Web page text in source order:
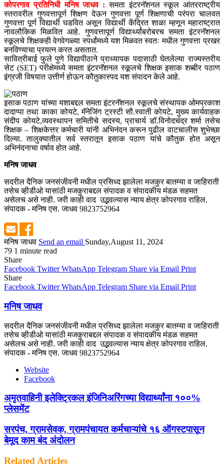
कोपरगाव प्रतिनिधी मनिष जाधव : समता इंटरनॅशनल स्कूल आंतरराष्ट्रीय
स्तरावरील गुणवत्तापूर्ण शिक्षण देऊन गुणवत्ता पूर्ण शिक्षणाची परंपरा चालवत
गुणवत्ता पूर्ण विद्यार्थी घडवित असून विद्यार्थी केंद्रित शाळा म्हणून महाराष्ट्रात
नावलौकिक मिळवित आहे. गुणवत्तापूर्ण विद्यार्थ्यांबरोबरच समता इंटरनॅशनल
स्कूलचे शिक्षकही वेगवेगळ्या स्पर्धांमध्ये यश मिळवत स्वतः मधील गुणवत्ता प्रखर
बनविण्याचा प्रयत्न करत असतात.
सावित्रीबाई फुले पुणे विद्यापीठाने प्राध्यापक पदासाठी घेतलेल्या राज्यस्तरीय
सेट (SET) परीक्षेमध्ये समता इंटरनॅशनल स्कूलचे शिक्षक इसाक शब्बीर पठाण
इंग्रजी विषयात उत्तीर्ण होऊन कौतुकास्पद यश संपादन केले आहे.
इसाक पठाण यांच्या यशाबद्दल समता इंटरनॅशनल स्कूलचे संस्थापक ओमप्रकाश
दादाप्पा तथा काका कोयटे, मॅनेजिंग ट्रस्टी सौ.स्वाती कोयटे, मुख्य कार्यवाहक
संदीप कोयटे,व्यवस्थापन समितीचे सदस्य, प्राचार्य डॉ.विनोदचंद्र शर्मा तसेच
शिक्षक – शिक्षकेत्तर कर्मचारी यांनी अभिनंदन करून पुढील वाटचालीस शुभेच्छा
दिल्या. तालुक्यातील सर्व स्तरातून इसाक पठाण यांचे कौतुक होत असून
अभिनंदनाचा वर्षाव होत आहे.
मनिष जाधव
सदरील दैनिक जनसंजीवनी मधील प्रसिध्द झालेला मजकुर बातम्या व जाहिराती
तसेच व्हीडीओ यासांठी मजकुराबद्दल संपादक व संपादकीय मंडळ सहमत
असेलच असे नाही. जरी काही वाद उद्भवल्यास न्याय क्षेत्र कोपरगाव राहिल.
संपादक - मनिष एस. जाधव 9823752964
मनिष जाधव Send an email Sunday,August 11, 2024
79 1 minute read
Share
Facebook Twitter WhatsApp Telegram Share via Email Print
Share
Facebook Twitter WhatsApp Telegram Share via Email Print
मनिष जाधव
सदरील दैनिक जनसंजीवनी मधील प्रसिध्द झालेला मजकुर बातम्या व जाहिराती
तसेच व्हीडीओ यासांठी मजकुराबद्दल संपादक व संपादकीय मंडळ सहमत
असेलच असे नाही. जरी काही वाद उद्भवल्यास न्याय क्षेत्र कोपरगाव राहिल.
संपादक - मनिष एस. जाधव 9823752964
Website
Facebook
अमृतवाहिनी इलेक्ट्रिकल इंजिनिअरिंगच्या विद्यार्थ्यांना १००%
प्लेसमेंट
सरपंच, ग्रामसेवक, ग्रामपंचायत कर्मचाऱ्यांचे १६ ऑगस्टपासून
बेमूद काम बंद अंदोलन
Related Articles